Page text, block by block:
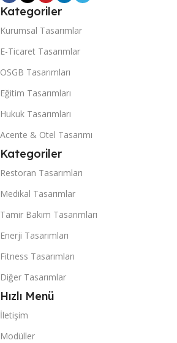
Kategoriler
Kurumsal Tasarımlar
E-Ticaret Tasarımlar
OSGB Tasarımları
Eğitim Tasarımları
Hukuk Tasarımları
Acente & Otel Tasarımı
Kategoriler
Restoran Tasarımları
Medikal Tasarımlar
Tamir Bakım Tasarımları
Enerji Tasarımları
Fitness Tasarımları
Diğer Tasarımlar
Hızlı Menü
İletişim
Modüller